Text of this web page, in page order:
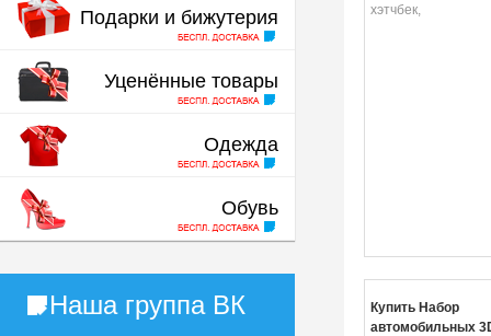
Подарки и бижутерия
Уценённые товары
Одежда
Обувь
Наша группа ВК
текстиль, 5 шт
хэтчбек,
Купить Набор
автомобильных